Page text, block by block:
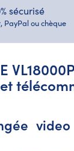
sécurisé
PayPal ou chèque